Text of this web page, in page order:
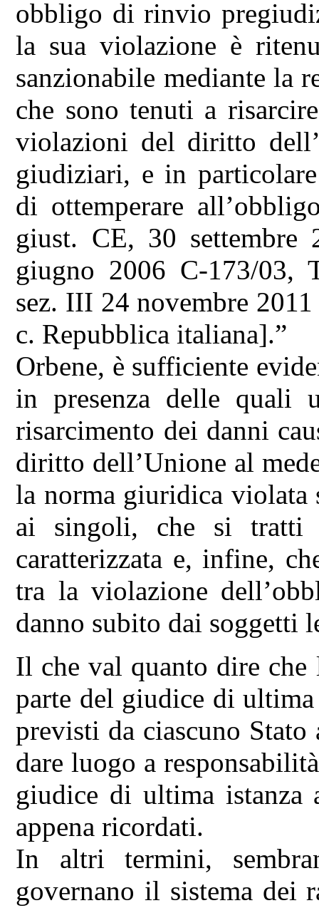
obbligo di rinvio
la sua violazione è
sanzionabile mediante la
che sono tenuti a
violazioni del diritto
giudiziari, e in
di ottemperare
giust. CE, 30
giugno 2006 C-173/03,
sez. III 24 novembre
c. Repubblica italiana].”
Orbene, è sufficiente
in presenza delle quali
risarcimento dei danni
diritto dell’Unione al
la norma giuridica
ai singoli, che si tratti
caratterizzata e, infine,
tra la violazione
danno subito dai soggetti
Il che val quanto dire che
parte del giudice di
previsti da ciascuno
dare luogo a
giudice di ultima istanza
appena ricordati.
In altri termini,
governano il sistema dei